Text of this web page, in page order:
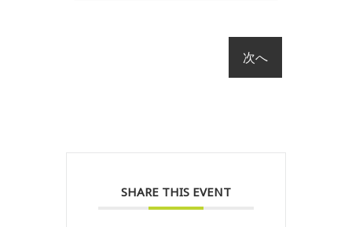
SHARE THIS EVENT